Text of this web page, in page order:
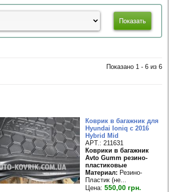
Показано 1 - 6 из 6
Коврик в багажник для
Hyundai Ioniq с 2016
Hybrid Mid
APT.: 211631
Коврики в багажник
Avto Gumm резино-
пластиковые
Материал: Резино-
Пластик (не...
Цена:550,00 грн.